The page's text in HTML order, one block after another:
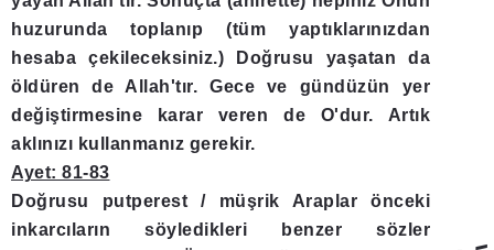
huzurunda toplanıp (tüm yaptıklarınızdan
hesaba çekileceksiniz.) Doğrusu yaşatan da
öldüren de Allah'tır. Gece ve gündüzün yer
değiştirmesine karar veren de O'dur. Artık
aklınızı kullanmanız gerekir.
Ayet: 81-83
Doğrusu putperest / müşrik Araplar önceki
inkarcıların söyledikleri benzer sözler